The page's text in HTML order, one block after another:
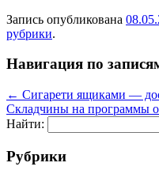
Запись опубликована
рубрики.
Навигация по
← Сигарети ящиками —
Складчины на программы
Найти:
Рубрики